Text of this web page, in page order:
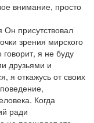
внимание, просто
присутствовал
зрения мирского
я не буду
друзьями и
я откажусь от своих
Когда
ради